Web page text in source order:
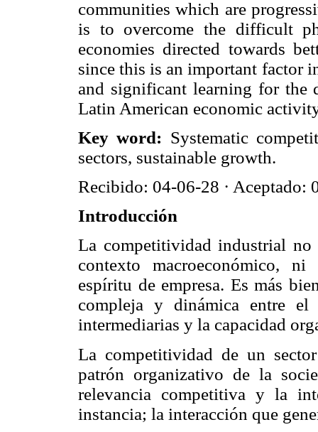
communities which are
is to overcome the difficult
economies directed towards
since this is an important factor
and significant learning for the
Latin American economic
Key word: Systematic
sectors, sustainable growth.
Recibido: 04-06-28 · Aceptado:
Introducción
La competitividad industrial no
contexto macroeconómico,
espíritu de empresa. Es más
compleja y dinámica entre el
intermediarias y la capacidad
La competitividad de un
patrón organizativo de la
relevancia competitiva y la
instancia; la interacción que